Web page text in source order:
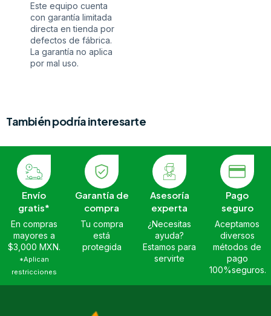
Este equipo cuenta
con garantía limitada
directa en tienda por
defectos de fábrica.
La garantía no aplica
por mal uso.
También podría interesarte
Envío
gratis*
En compras
mayores a
$3,000 MXN.
*Aplican
restricciones
Garantía de
compra
Tu compra
está
protegida
Asesoría
experta
¿Necesitas
ayuda?
Estamos para
servirte
Pago
seguro
Aceptamos
diversos
métodos de
pago
100%seguros.